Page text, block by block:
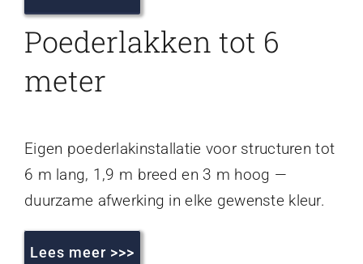
Poederlakken tot 6
meter
Eigen poederlakinstallatie voor structuren tot
6 m lang, 1,9 m breed en 3 m hoog —
duurzame afwerking in elke gewenste kleur.
Lees meer >>>